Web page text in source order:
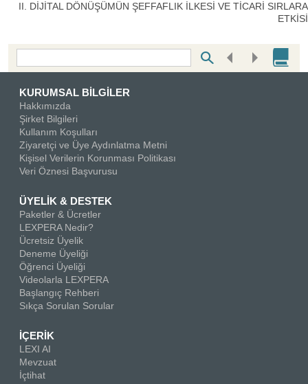
II. DİJİTAL DÖNÜŞÜMÜN ŞEFFAFLIK İLKESİ VE TİCARİ SIRLARA
ETKİSİ
Bottom Search Toolbar Highlight Text
KURUMSAL BİLGİLER
Hakkımızda
Şirket Bilgileri
Kullanım Koşulları
Ziyaretçi ve Üye Aydınlatma Metni
Kişisel Verilerin Korunması Politikası
Veri Öznesi Başvurusu
ÜYELİK & DESTEK
Paketler & Ücretler
LEXPERA Nedir?
Ücretsiz Üyelik
Deneme Üyeliği
Öğrenci Üyeliği
Videolarla LEXPERA
Başlangıç Rehberi
Sıkça Sorulan Sorular
İÇERİK
LEXI AI
Mevzuat
İçtihat